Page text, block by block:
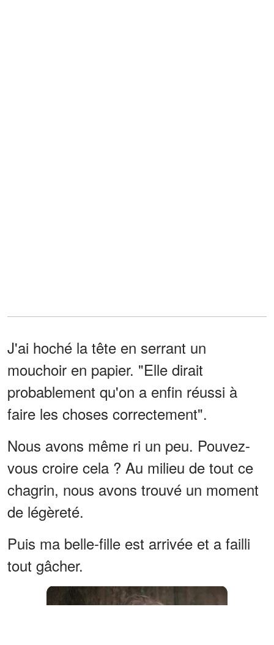
J'ai hoché la tête en serrant un
mouchoir en papier. "Elle dirait
probablement qu'on a enfin réussi à
faire les choses correctement".
Nous avons même ri un peu. Pouvez-
vous croire cela ? Au milieu de tout ce
chagrin, nous avons trouvé un moment
de légèreté.
Puis ma belle-fille est arrivée et a failli
tout gâcher.